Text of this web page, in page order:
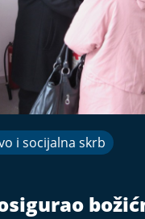
i socijalna skrb